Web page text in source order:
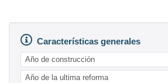
Características generales
Año de construcción
Año de la ultima reforma